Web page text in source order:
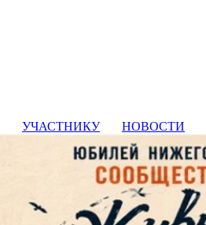
УЧАСТНИКУ НОВОСТИ